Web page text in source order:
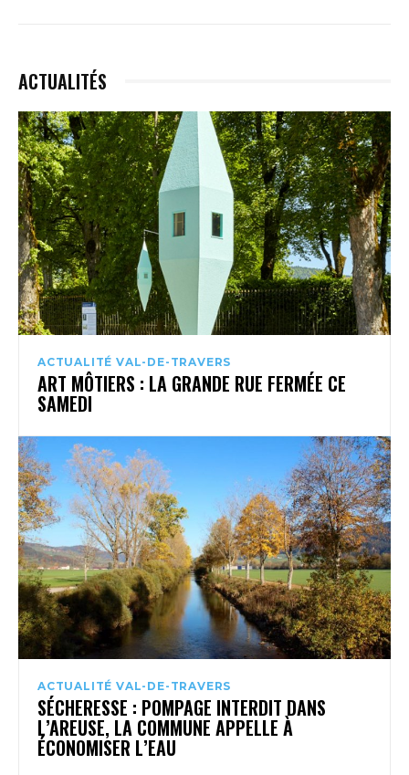
ACTUALITÉS
ACTUALITÉ VAL-DE-TRAVERS
ART MÔTIERS : LA GRANDE RUE FERMÉE CE
SAMEDI
ACTUALITÉ VAL-DE-TRAVERS
SÉCHERESSE : POMPAGE INTERDIT DANS
L’AREUSE, LA COMMUNE APPELLE À
ÉCONOMISER L’EAU